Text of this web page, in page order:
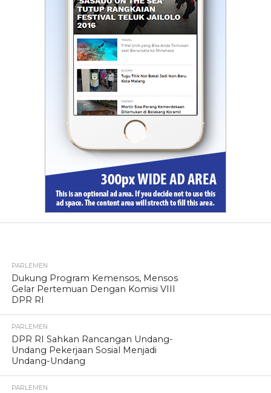
PARLEMEN
Dukung Program Kemensos, Mensos
Gelar Pertemuan Dengan Komisi VIII
DPR RI
PARLEMEN
DPR RI Sahkan Rancangan Undang-
Undang Pekerjaan Sosial Menjadi
Undang-Undang
PARLEMEN